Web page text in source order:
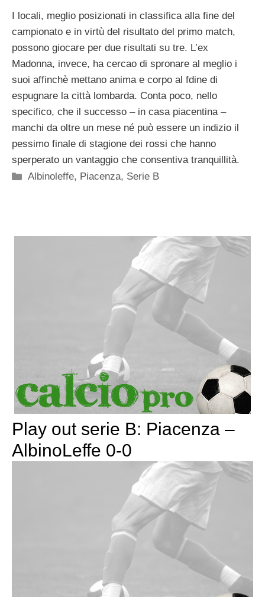
I locali, meglio posizionati in classifica alla fine del
campionato e in virtù del risultato del primo match,
possono giocare per due risultati su tre. L’ex
Madonna, invece, ha cercao di spronare al meglio i
suoi affinchè mettano anima e corpo al fdine di
espugnare la città lombarda. Conta poco, nello
specifico, che il successo – in casa piacentina –
manchi da oltre un mese né può essere un indizio il
pessimo finale di stagione dei rossi che hanno
sperperato un vantaggio che consentiva tranquillità.
Categorie
Albinoleffe, Piacenza, Serie B
Play out serie B: Piacenza –
AlbinoLeffe 0-0